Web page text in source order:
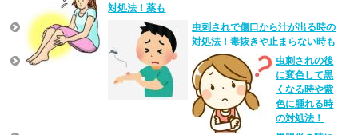
対処法！薬も
虫刺されで傷口から汁が出る時の
対処法！毒抜きや止まらない時も
虫刺されの後
に変色して黒
くなる時や紫
色に腫れる時
の対処法！